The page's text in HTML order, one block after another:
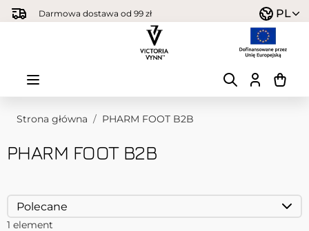
Przejdź do treści
Darmowa dostawa od 99 zł PL
Strona główna / PHARM FOOT B2B
PHARM FOOT B2B
1 element